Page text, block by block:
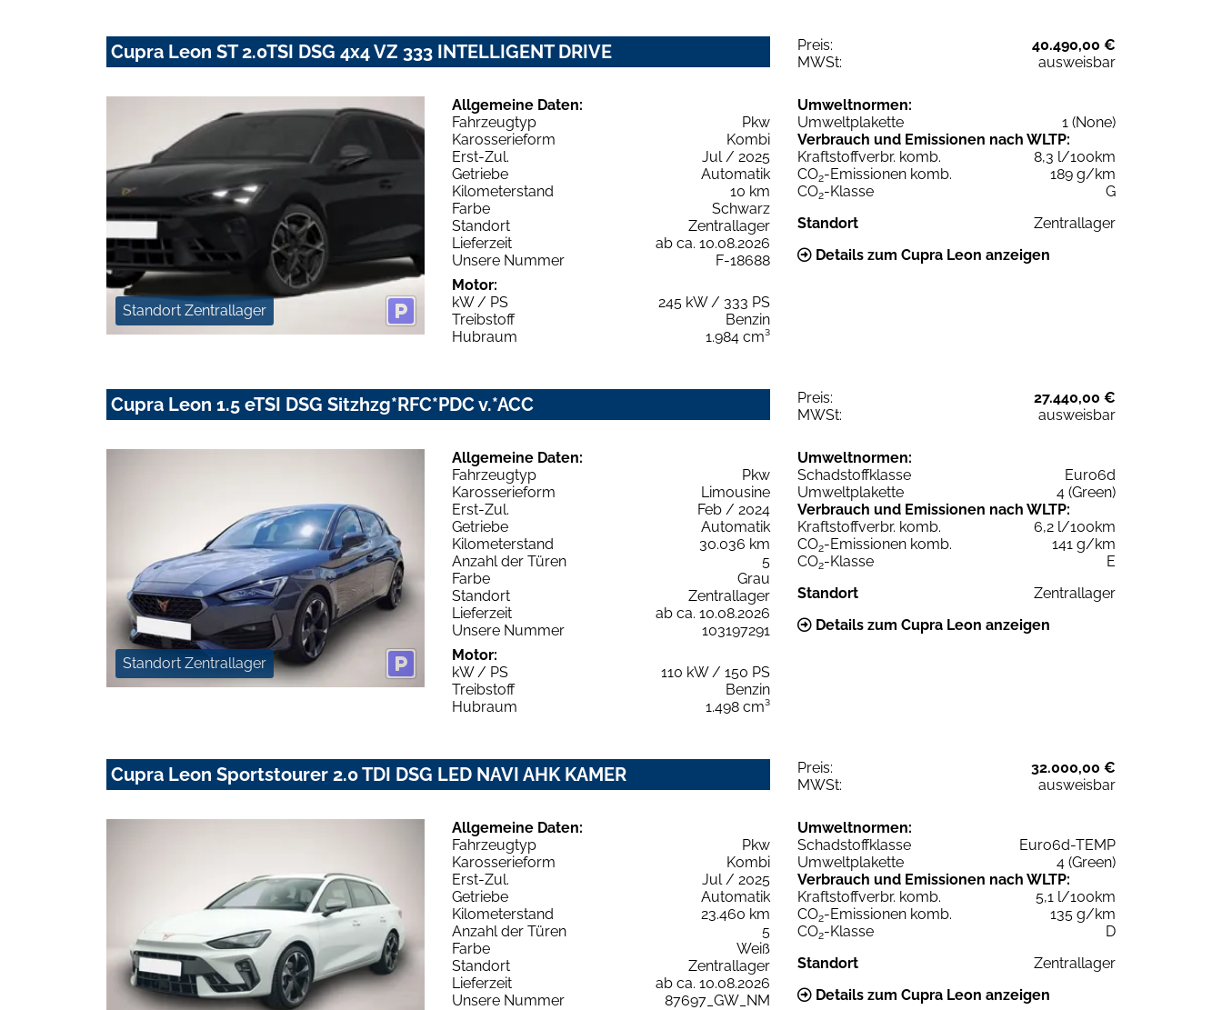
Cupra Leon ST 2.0TSI DSG 4x4 VZ 333 INTELLIGENT DRIVE Preis:
40.490,00 €
MWSt:
ausweisbar
Standort Zentrallager
Allgemeine Daten:
Fahrzeugtyp
Pkw
Karosserieform
Kombi
Erst-Zul.
Jul / 2025
Getriebe
Automatik
Kilometerstand
10 km
Farbe
Schwarz
Standort
Zentrallager
Lieferzeit
ab ca. 10.08.2026
Unsere Nummer
F-18688
Motor:
kW / PS
245 kW / 333 PS
Treibstoff
Benzin
Hubraum
1.984 cm³
Umweltnormen:
Umweltplakette
1 (None)
Verbrauch und Emissionen nach WLTP:
Kraftstoffverbr. komb.
8,3 l/100km
CO2-Emissionen komb.
189 g/km
CO2-Klasse
G
Standort
Zentrallager
Details zum Cupra Leon anzeigen
Cupra Leon 1.5 eTSI DSG Sitzhzg*RFC*PDC v.*ACC Preis:
27.440,00 €
MWSt:
ausweisbar
Standort Zentrallager
Allgemeine Daten:
Fahrzeugtyp
Pkw
Karosserieform
Limousine
Erst-Zul.
Feb / 2024
Getriebe
Automatik
Kilometerstand
30.036 km
Anzahl der Türen
5
Farbe
Grau
Standort
Zentrallager
Lieferzeit
ab ca. 10.08.2026
Unsere Nummer
103197291
Motor:
kW / PS
110 kW / 150 PS
Treibstoff
Benzin
Hubraum
1.498 cm³
Umweltnormen:
Schadstoffklasse
Euro6d
Umweltplakette
4 (Green)
Verbrauch und Emissionen nach WLTP:
Kraftstoffverbr. komb.
6,2 l/100km
CO2-Emissionen komb.
141 g/km
CO2-Klasse
E
Standort
Zentrallager
Details zum Cupra Leon anzeigen
Cupra Leon Sportstourer 2.0 TDI DSG LED NAVI AHK KAMER Preis:
32.000,00 €
MWSt:
ausweisbar
Allgemeine Daten:
Fahrzeugtyp
Pkw
Karosserieform
Kombi
Erst-Zul.
Jul / 2025
Getriebe
Automatik
Kilometerstand
23.460 km
Anzahl der Türen
5
Farbe
Weiß
Standort
Zentrallager
Lieferzeit
ab ca. 10.08.2026
Unsere Nummer
87697_GW_NM
Umweltnormen:
Schadstoffklasse
Euro6d-TEMP
Umweltplakette
4 (Green)
Verbrauch und Emissionen nach WLTP:
Kraftstoffverbr. komb.
5,1 l/100km
CO2-Emissionen komb.
135 g/km
CO2-Klasse
D
Standort
Zentrallager
Details zum Cupra Leon anzeigen